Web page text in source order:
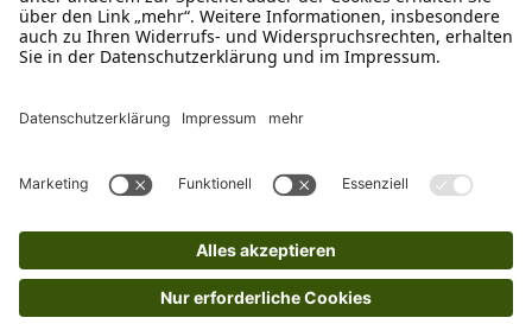
Tritt unserem Newsletter bei
Barrierefreiheitserklärung Impressum